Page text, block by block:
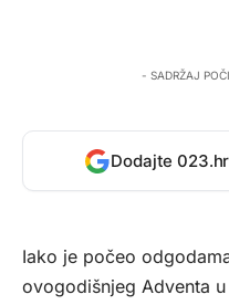
- SADRŽAJ
Dodajte
Iako je počeo
ovogodišnjeg Adventa